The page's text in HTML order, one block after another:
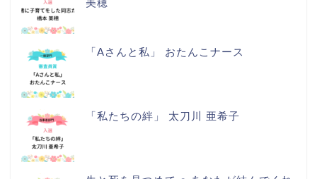
美穂
「Aさんと私」 おたんこナース
「私たちの絆」 太刀川 亜希子